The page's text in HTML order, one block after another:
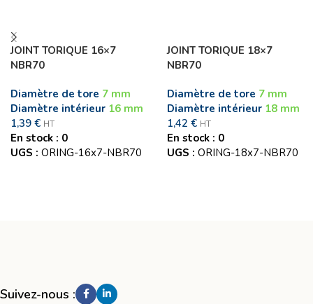
JOINT TORIQUE 16×7
NBR70
Diamètre de tore 7 mm
Diamètre intérieur 16 mm
1,39 € HT
En stock : 0
UGS : ORING-16x7-NBR70
JOINT TORIQUE 18×7
NBR70
Diamètre de tore 7 mm
Diamètre intérieur 18 mm
1,42 € HT
En stock : 0
UGS : ORING-18x7-NBR70
Suivez-nous :